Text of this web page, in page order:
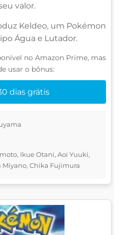
valor.
Keldeo, um Pokémon
Água e Lutador.
no Amazon Prime, mas
usar o bônus:
dias grátis
Ikue Otani, Aoi Yuuki,
Miyano, Chika Fujimura